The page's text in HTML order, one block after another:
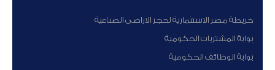
خريطة مصر الاستثمارية لحجز الاراضى الصناعية
بوابة المشتريات الحكومية
بوابة الوظائف الحكومية